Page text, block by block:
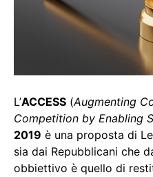
L’ACCESS (Augmenting
Competition by Enabling
2019 è una proposta di
sia dai Repubblicani che
obbiettivo è quello di